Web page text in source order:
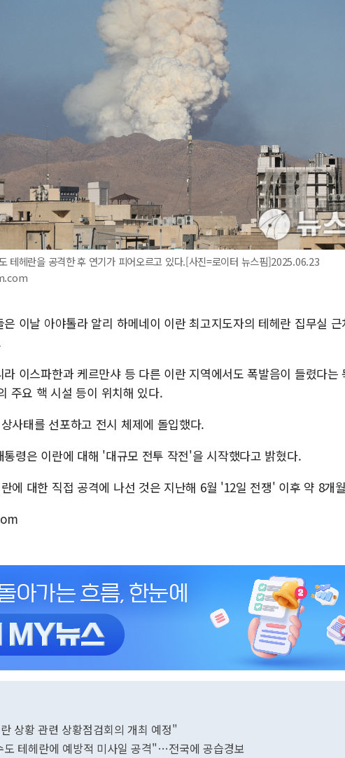
테헤란을 공격한 후 연기가 피어오르고 있다.[사진=로이터 뉴스핌]2025.06.23
이날 아야톨라 알리 하메네이 이란 최고지도자의 테헤란 집무실
이스파한과 케르만샤 등 다른 이란 지역에서도 폭발음이 들렸다는
주요 핵 시설 등이 위치해 있다.
사태를 선포하고 전시 체제에 돌입했다.
령은 이란에 대해 '대규모 전투 작전'을 시작했다고 밝혔다.
에 대한 직접 공격에 나선 것은 지난해 6월 '12일 전쟁' 이후 약 8개
상황 관련 상황점검회의 개최 예정"
도 테헤란에 예방적 미사일 공격"…전국에 공습경보